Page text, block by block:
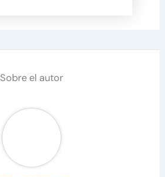
Sobre el autor